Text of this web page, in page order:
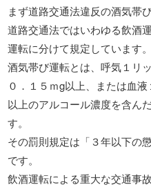
まず道路交通法違反の酒気帯
道路交通法ではいわゆる飲酒
運転に分けて規定しています。
酒気帯び運転とは、呼気１リ
０．１５ｍg以上、または血
以上のアルコール濃度を含ん
す。
その罰則規定は「３年以下の
です。
飲酒運転による重大な交通事